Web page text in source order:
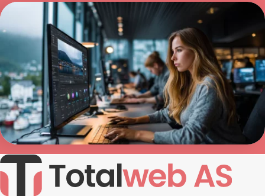
Ny nettside i Bergen
Ny nettside i Bergen utviklet for bedrifter som
ønsker flere kunder og bedre synlighet i
Google. Vi kombinerer design, teknologi og SEO
for å sikre at nettsiden leverer resultater.
Les mer >